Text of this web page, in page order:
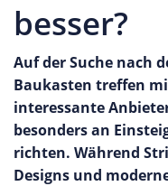
besser?
Auf der Suche nach
Baukasten treffen
interessante
besonders an
richten. Während
Designs und